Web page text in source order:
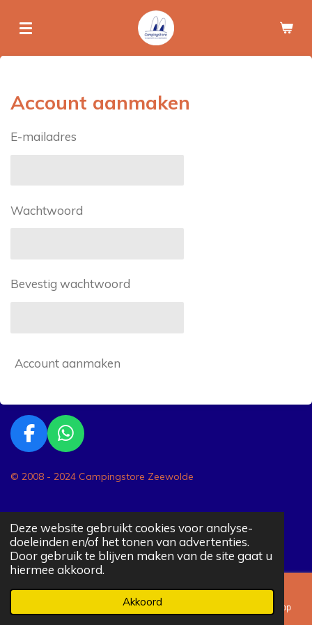
Deze website gebruikt cookies voor analyse-
doeleinden en/of het tonen van advertenties.
Door gebruik te blijven maken van de site gaat u
hiermee akkoord.
Akkoord
direct
naar
Account aanmaken
E-mailadres
Wachtwoord
Bevestig wachtwoord
Account aanmaken
F
a
c
b
o
o
k
W
h
a
s
A
p
p
© 2008 - 2024 Campingstore Zeewolde
Telefoonnummer WhatsApp